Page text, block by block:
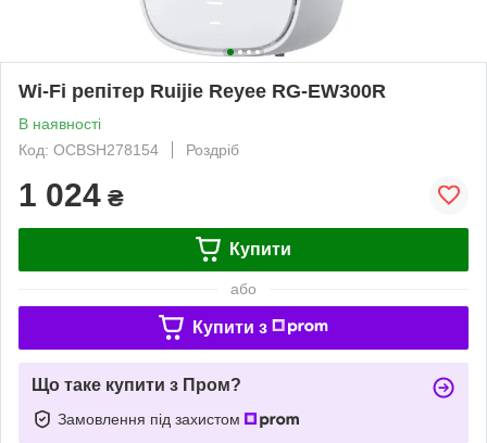
Wi-Fi репітер Ruijie Reyee RG-EW300R
В наявності
Код: OCBSH278154
Роздріб
1 024 ₴
Купити
або
Купити з
Що таке купити з Пром?
Замовлення під захистом